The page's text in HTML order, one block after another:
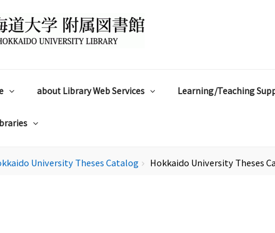
about Library Web Services Learning/Teaching
University Theses Catalog chevron_right Hokkaido University Theses